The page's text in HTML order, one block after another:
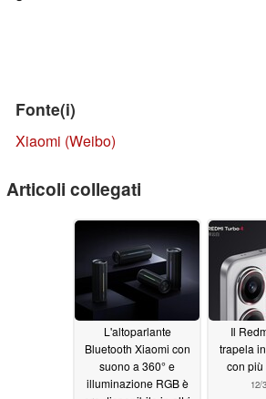
Fonte(i)
Xiaomi (Weibo)
Articoli collegati
L'altoparlante
Bluetooth Xiaomi con
suono a 360° e
illuminazione RGB è
Il
trapela
con più
12/